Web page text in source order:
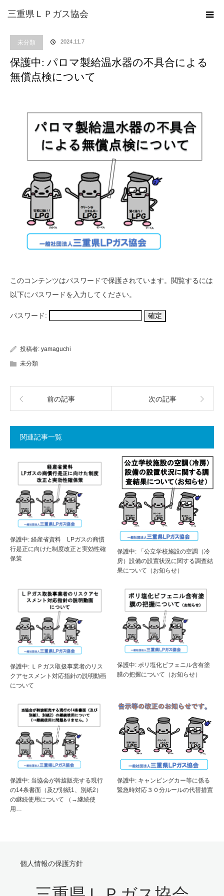
三重県ＬＰガス協会
ブログ
未分類 保護中: パロマ製給温水器の不具合による無償点検に
未分類 2024.11.7
保護中: パロマ製給温水器の不具合による
無償点検について
このコンテンツはパスワードで保護されています。閲覧するには
以下にパスワードを入力してください。
パスワード:
投稿者: yamaguchi
未分類
前の記事 次の記事
関連記事一覧
保護中: 経産省資料 LPガスの商慣
行是正に向けた制度改正と実効性確
保策
保護中: 「公立学校施設の空調（冷
房）設備の設置状況に関する調査結
果について（お知らせ）
保護中: ＬＰガス取扱事業者のリス
クアセスメント対応指針の説明動画
について
保護中: ポリ塩化ビフェニル含有塗
膜の把握について（お知らせ）
保護中: 当協会が斡旋販売する現行
の14条書面（及び別紙1、別紙2）
の継続使用について （→継続使
用…
保護中: キャンピングカー等に係る
緊急時対応３０分ルールの代替措置
個人情報の保護方針